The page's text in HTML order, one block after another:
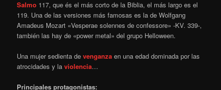
Salmo 117, que és el más corto de la Biblia, el más largo es el
119. Una de las versiones más famosas es la de Wolfgang
Amadeus Mozart «Vesperae solennes de confessore» -KV. 339-,
también las hay de «power metal» del grupo Helloween.
Una mujer sedienta devenganza en una edad dominada por las
atrocidades y laviolencia…
Principales protagonistas: